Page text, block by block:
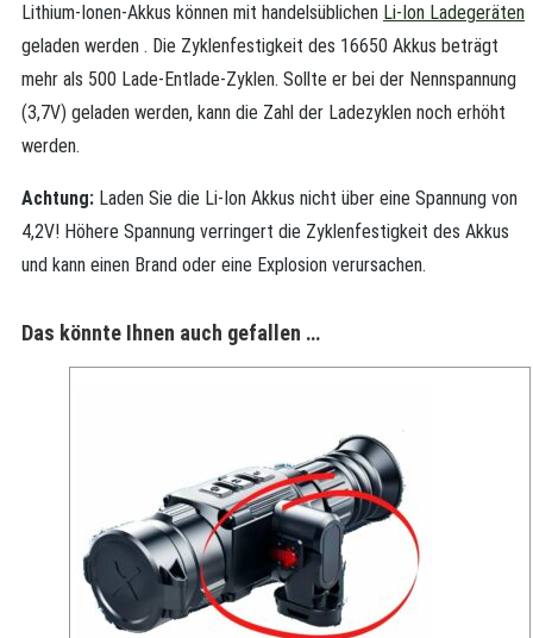
Lithium-Ionen-Akkus können mit handelsüblichen Li-Ion Ladegeräten
geladen werden . Die Zyklenfestigkeit des 16650 Akkus beträgt
mehr als 500 Lade-Entlade-Zyklen. Sollte er bei der Nennspannung
(3,7V) geladen werden, kann die Zahl der Ladezyklen noch erhöht
werden.
Achtung: Laden Sie die Li-Ion Akkus nicht über eine Spannung von
4,2V! Höhere Spannung verringert die Zyklenfestigkeit des Akkus
und kann einen Brand oder eine Explosion verursachen.
Das könnte Ihnen auch gefallen …